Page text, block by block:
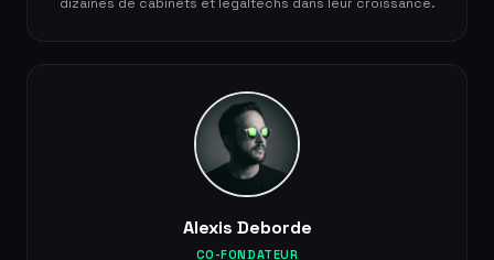
Alexis Deborde
CO-FONDATEUR